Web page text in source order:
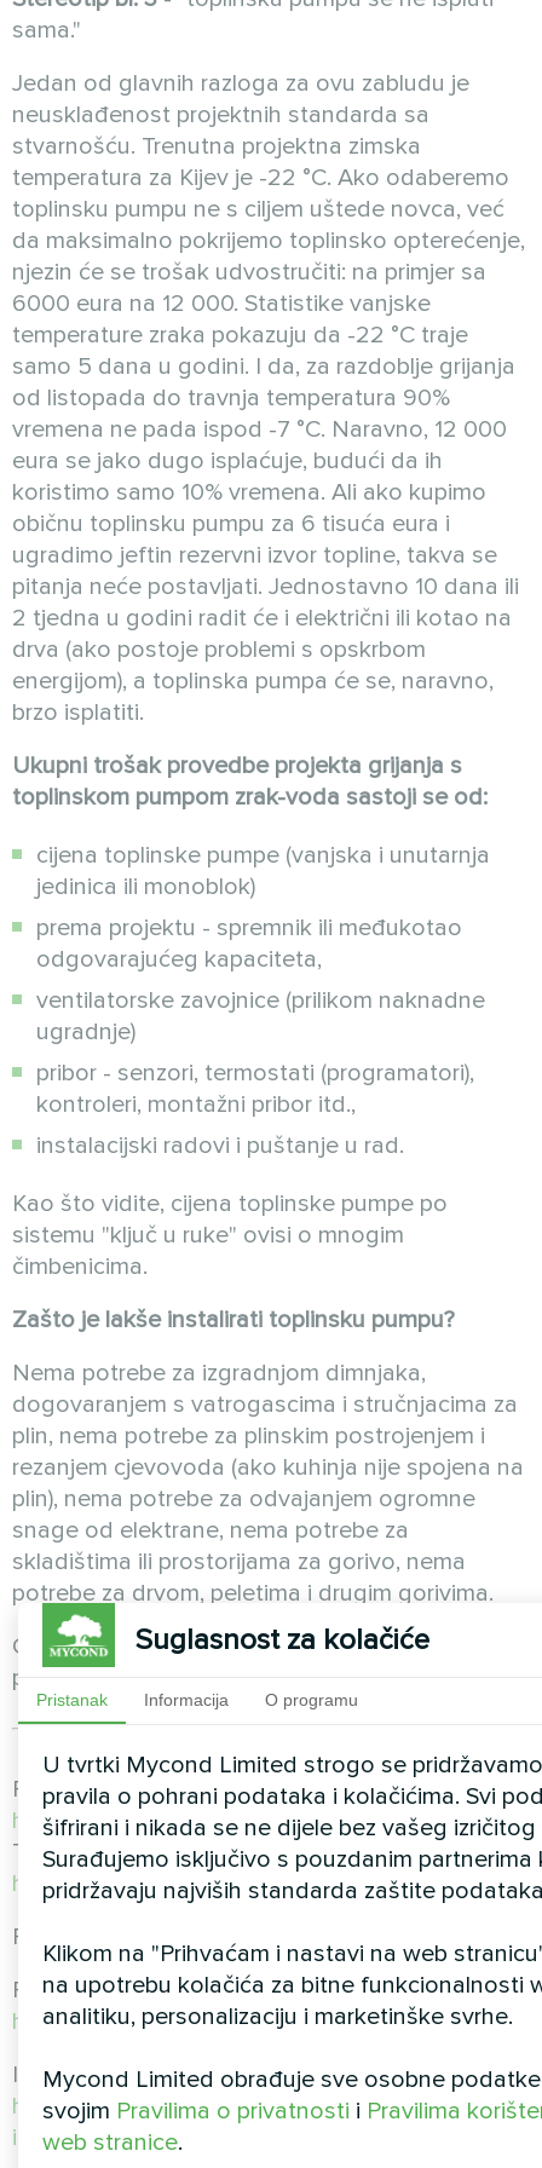
sama."
Jedan od glavnih razloga za ovu zabludu je
neusklađenost projektnih standarda sa
stvarnošću. Trenutna projektna zimska
temperatura za Kijev je -22 °C. Ako odaberemo
toplinsku pumpu ne s ciljem uštede novca, već
da maksimalno pokrijemo toplinsko opterećenje,
njezin će se trošak udvostručiti: na primjer sa
6000 eura na 12 000. Statistike vanjske
temperature zraka pokazuju da -22 °C traje
samo 5 dana u godini. I da, za razdoblje grijanja
od listopada do travnja temperatura 90%
vremena ne pada ispod -7 °C. Naravno, 12 000
eura se jako dugo isplaćuje, budući da ih
koristimo samo 10% vremena. Ali ako kupimo
običnu toplinsku pumpu za 6 tisuća eura i
ugradimo jeftin rezervni izvor topline, takva se
pitanja neće postavljati. Jednostavno 10 dana ili
2 tjedna u godini radit će i električni ili kotao na
drva (ako postoje problemi s opskrbom
energijom), a toplinska pumpa će se, naravno,
brzo isplatiti.
Ukupni trošak provedbe projekta grijanja s
toplinskom pumpom zrak-voda sastoji se od:
cijena toplinske pumpe (vanjska i unutarnja
jedinica ili monoblok)
prema projektu - spremnik ili međukotao
odgovarajućeg kapaciteta,
ventilatorske zavojnice (prilikom naknadne
ugradnje)
pribor - senzori, termostati (programatori),
kontroleri, montažni pribor itd.,
instalacijski radovi i puštanje u rad.
Kao što vidite, cijena toplinske pumpe po
sistemu "ključ u ruke" ovisi o mnogim
čimbenicima.
Zašto je lakše instalirati toplinsku pumpu?
Nema potrebe za izgradnjom dimnjaka,
dogovaranjem s vatrogascima i stručnjacima za
plin, nema potrebe za plinskim postrojenjem i
rezanjem cjevovoda (ako kuhinja nije spojena na
plin), nema potrebe za odvajanjem ogromne
snage od elektrane, nema potrebe za
skladištima ili prostorijama za gorivo, nema
potrebe za drvom, peletima i drugim gorivima.
Gotova rješenja tvrtke Mycond možete
pogledati na
Pogledajte našu ponudu toplinskih pumpi na
https://mycond-pl.eu/catalog/pompy-ciepla
Također nas možete kontaktirati na
https://mycond-pl.eu/contacts
Pratite nas na društvenim mrežama!
Facebook:
https://www.facebook.com/mycondpolska
Instagram:
https://www.instagram.com/mycond.pl/?
igshid=MGU3ZTQzNzY%3D
Suglasnost za kolačiće
Pristanak Informacija O programu
U tvrtki Mycond Limited strogo se
pravila o pohrani podataka i kolačićima. Svi
šifrirani i nikada se ne dijele bez vašeg
Surađujemo isključivo s pouzdanim partnerima
pridržavaju najviših standarda zaštite
Klikom na "Prihvaćam i nastavi na web
na upotrebu kolačića za bitne funkcionalnosti
analitiku, personalizaciju i marketinške svrhe.
Mycond Limited obrađuje sve osobne
svojim Pravilima o privatnosti i Pravilima
web stranice.